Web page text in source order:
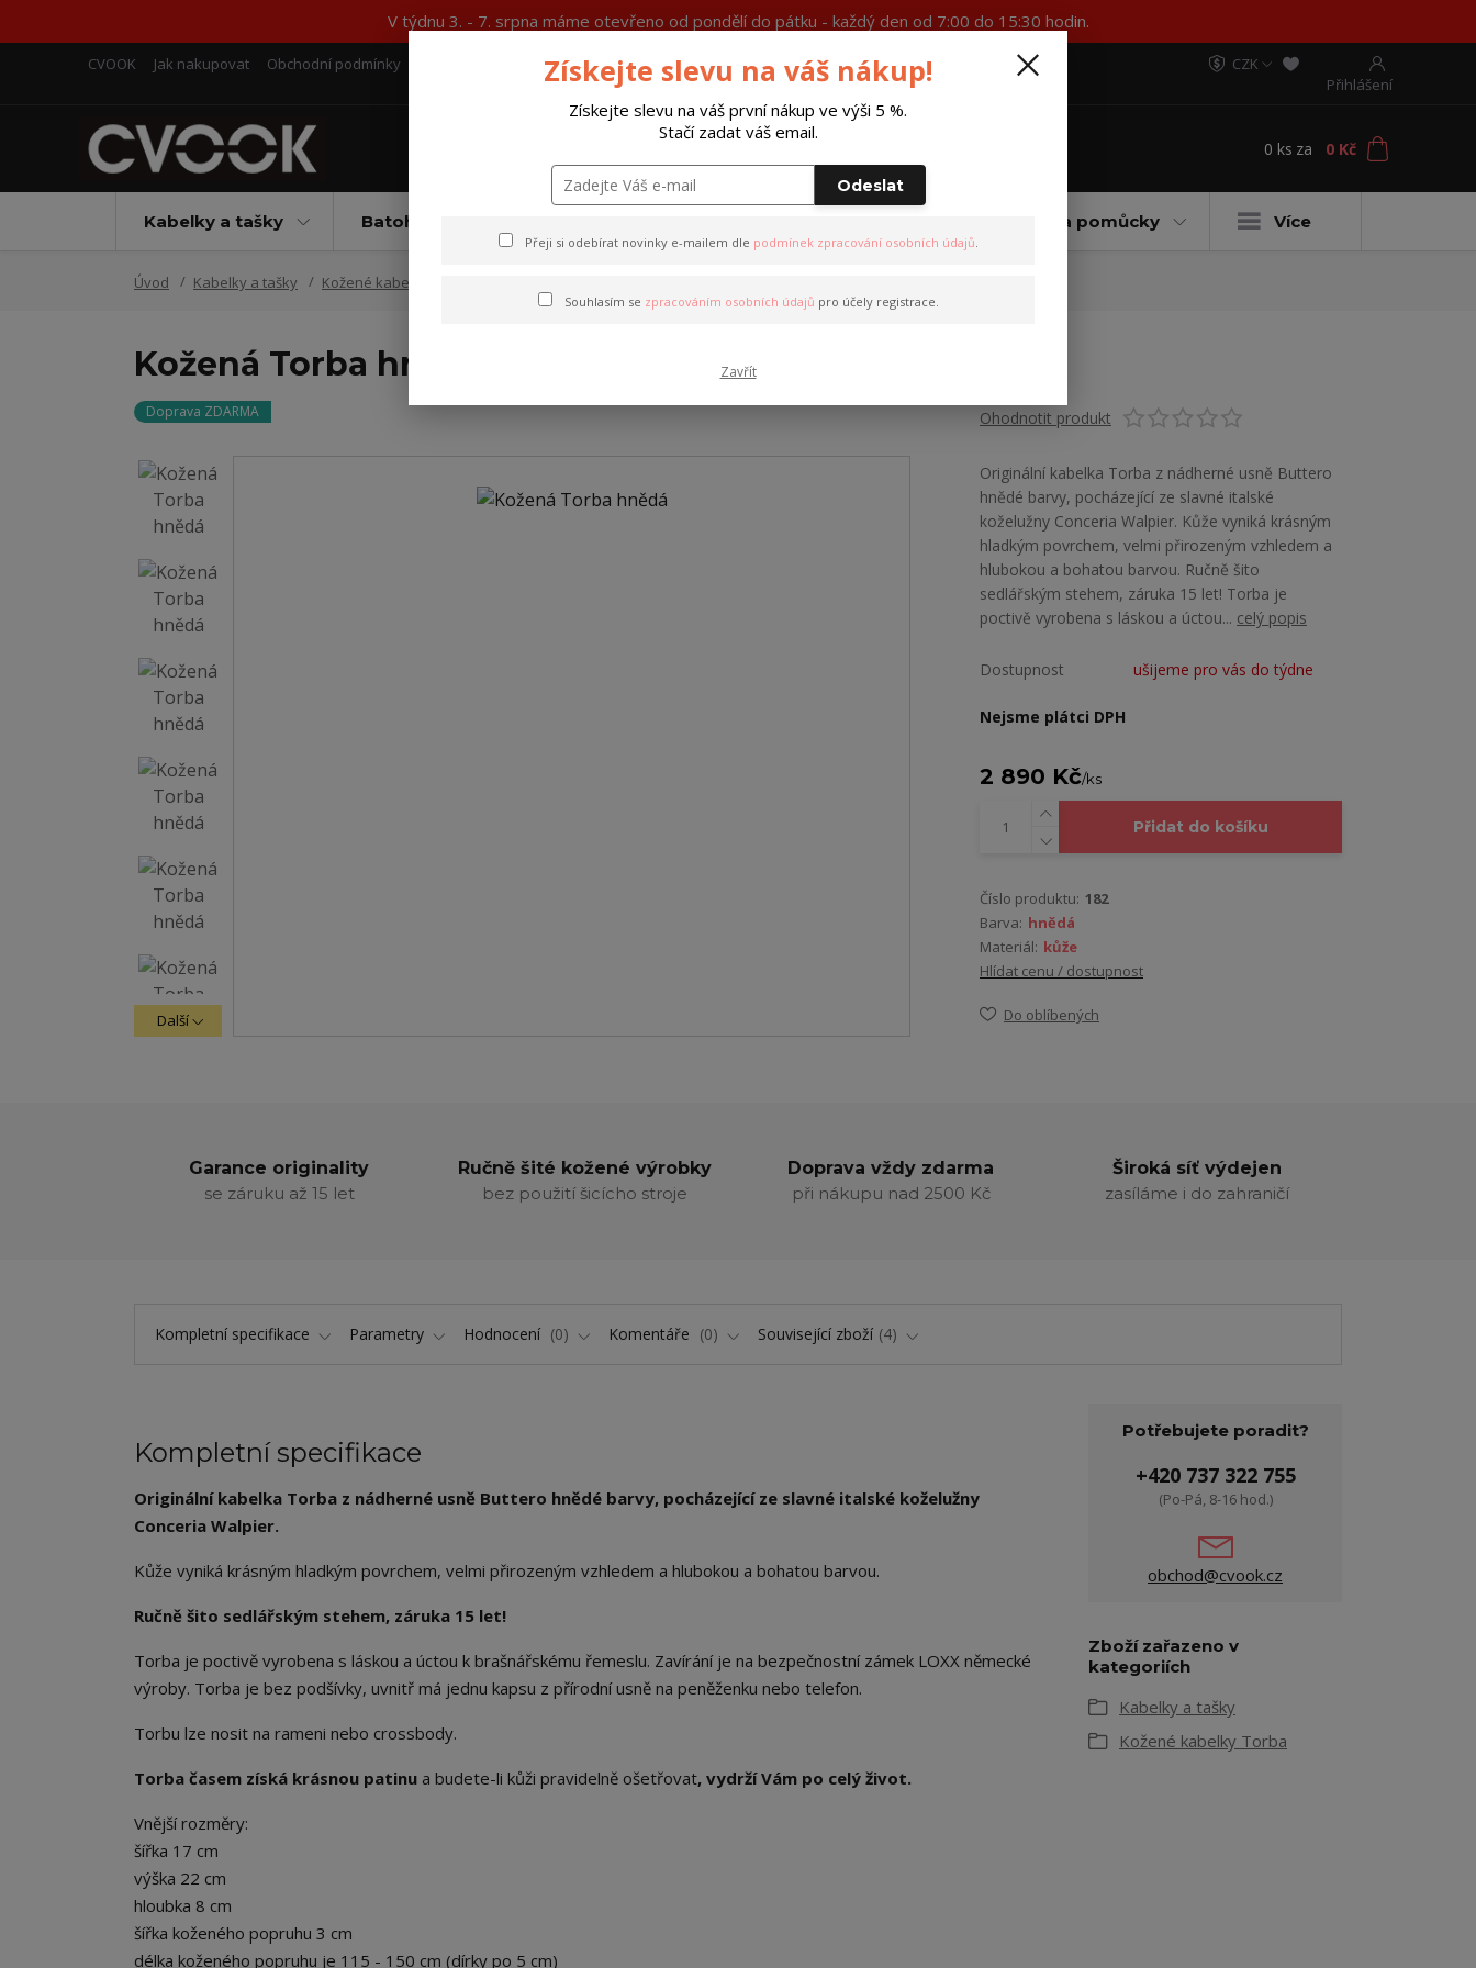
V týdnu 3. - 7. srpna máme otevřeno od pondělí do pátku - každý den od 7:00 do 15:30 hodin.
CVOOK Jak nakupovat Obchodní podmínky Ochrana soukromí Více
CZK
Přihlášení
0 ks za 0 Kč
Kabelky a tašky Batohy Materiály a pomůcky Více
Úvod Kabelky a tašky Kožené kabelky Torba
Kožená Torba hnědá
Doprava ZDARMA
Další
Ohodnotit produkt
Originální kabelka Torba z nádherné usně Buttero
hnědé barvy, pocházející ze slavné italské
koželužny Conceria Walpier. Kůže vyniká krásným
hladkým povrchem, velmi přirozeným vzhledem a
hlubokou a bohatou barvou. Ručně šito
sedlářským stehem, záruka 15 let! Torba je
poctivě vyrobena s láskou a úctou... celý popis
Dostupnost ušijeme pro vás do týdne
Nejsme plátci DPH
2 890 Kč/ks
Přidat do košíku
Číslo produktu: 182
Barva: hnědá
Materiál: kůže
Hlídat cenu / dostupnost
Do oblíbených
Garance originality
se záruku až 15 let
Ručně šité kožené výrobky
bez použití šicícho stroje
Doprava vždy zdarma
při nákupu nad 2500 Kč
Široká síť výdejen
zasíláme i do zahraničí
Kompletní specifikace Parametry Hodnocení 0 Komentáře 0 Související zboží 4
Kompletní specifikace
Originální kabelka Torba z nádherné usně Buttero hnědé barvy, pocházející ze slavné italské koželužny
Conceria Walpier.
Kůže vyniká krásným hladkým povrchem, velmi přirozeným vzhledem a hlubokou a bohatou barvou.
Ručně šito sedlářským stehem, záruka 15 let!
Torba je poctivě vyrobena s láskou a úctou k brašnářskému řemeslu. Zavírání je na bezpečnostní zámek LOXX německé
výroby. Torba je bez podšívky, uvnitř má jednu kapsu z přírodní usně na peněženku nebo telefon.
Torbu lze nosit na rameni nebo crossbody.
Torba časem získá krásnou patinu a budete-li kůži pravidelně ošetřovat, vydrží Vám po celý život.
Vnější rozměry:
šířka 17 cm
výška 22 cm
hloubka 8 cm
šířka koženého popruhu 3 cm
délka koženého popruhu je 115 - 150 cm (dírky po 5 cm)
Potřebujete poradit?
+420 737 322 755
(Po-Pá, 8-16 hod.)
obchod@cvook.cz
Zboží zařazeno v
kategoriích
Kabelky a tašky
Kožené kabelky Torba
Získejte slevu na váš nákup!
Získejte slevu na váš první nákup ve výši 5 %.
Stačí zadat váš email.
Odeslat
Přeji si odebírat novinky e-mailem dle podmínek zpracování osobních údajů.
Souhlasím se zpracováním osobních údajů pro účely registrace.
Zavřít